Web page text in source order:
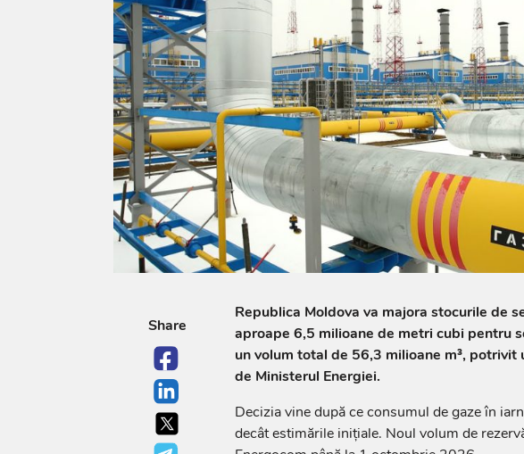
Share
Republica Moldova va majora stocurile de
aproape 6,5 milioane de metri cubi pentru
un volum total de 56,3 milioane m³,
de Ministerul Energiei.
Decizia vine după ce consumul de gaze în
decât estimările inițiale. Noul volum de